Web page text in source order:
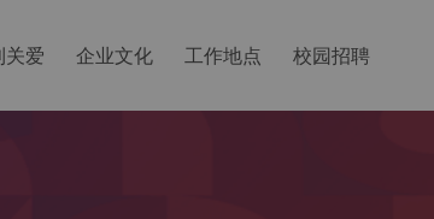
关爱 企业文化 工作地点 校园招聘